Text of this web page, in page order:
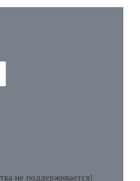
не поддерживается!